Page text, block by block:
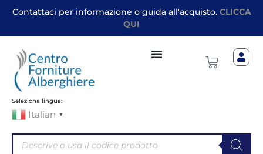
Contattaci per informazione o guida all'acquisto. CLICCA
QUI
Seleziona lingua:
Italian ▼